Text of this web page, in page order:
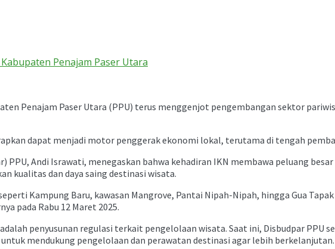
Penajam Paser Utara
Penajam Paser Utara (PPU) terus menggenjot pengembangan sektor
dapat menjadi motor penggerak ekonomi lokal, terutama di tengah
PPU, Andi Israwati, menegaskan bahwa kehadiran IKN membawa peluang
kualitas dan daya saing destinasi wisata.
Kampung Baru, kawasan Mangrove, Pantai Nipah-Nipah, hingga Gua
pada Rabu 12 Maret 2025.
penyusunan regulasi terkait pengelolaan wisata. Saat ini, Disbudpar PPU
mendukung pengelolaan dan perawatan destinasi agar lebih berkelanjutan.